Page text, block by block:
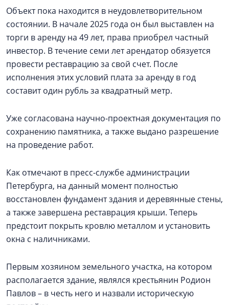
Объект пока находится в неудовлетворительном
состоянии. В начале 2025 года он был выставлен на
торги в аренду на 49 лет, права приобрел частный
инвестор. В течение семи лет арендатор обязуется
провести реставрацию за свой счет. После
исполнения этих условий плата за аренду в год
составит один рубль за квадратный метр.
Уже согласована научно-проектная документация по
сохранению памятника, а также выдано разрешение
на проведение работ.
Как отмечают в пресс-службе администрации
Петербурга, на данный момент полностью
восстановлен фундамент здания и деревянные стены,
а также завершена реставрация крыши. Теперь
предстоит покрыть кровлю металлом и установить
окна с наличниками.
Первым хозяином земельного участка, на котором
располагается здание, являлся крестьянин Родион
Павлов – в честь него и назвали историческую